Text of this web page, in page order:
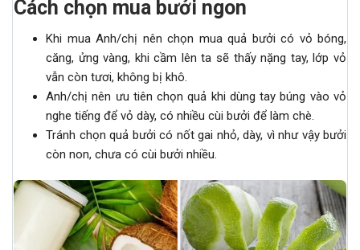
Cách chọn mua bưởi ngon
Khi mua Anh/chị nên chọn mua quả bưởi có vỏ bóng,
căng, ửng vàng, khi cầm lên ta sẽ thấy nặng tay, lớp vỏ
vẫn còn tươi, không bị khô.
Anh/chị nên ưu tiên chọn quả khi dùng tay búng vào vỏ
nghe tiếng để vỏ dày, có nhiều cùi bưởi để làm chè.
Tránh chọn quả bưởi có nốt gai nhỏ, dày, vì như vậy bưởi
còn non, chưa có cùi bưởi nhiều.